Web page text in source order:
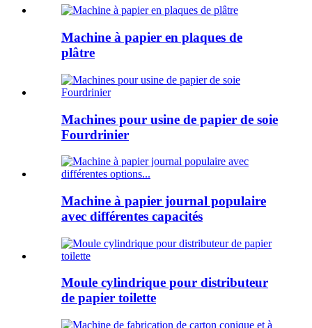
Machine à papier en plaques de
plâtre
Machines pour usine de papier de soie
Fourdrinier
Machine à papier journal populaire
avec différentes capacités
Moule cylindrique pour distributeur
de papier toilette